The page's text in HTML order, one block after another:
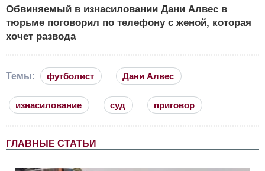
Обвиняемый в изнасиловании Дани Алвес в
тюрьме поговорил по телефону с женой, которая
хочет развода
Темы: футболист Дани Алвес
изнасилование суд приговор
ГЛАВНЫЕ СТАТЬИ